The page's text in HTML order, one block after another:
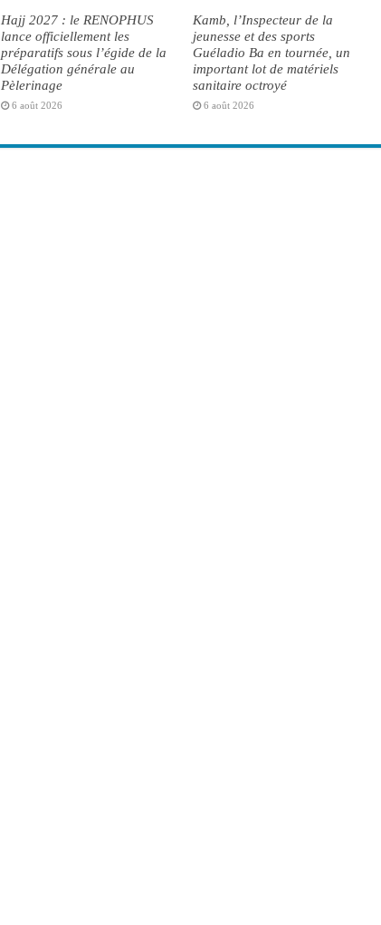
Hajj 2027 : le RENOPHUS
lance officiellement les
préparatifs sous l’égide de la
Délégation générale au
Pèlerinage
6 août 2026
Kamb, l’Inspecteur de la
jeunesse et des sports
Guéladio Ba en tournée, un
important lot de matériels
sanitaire octroyé
6 août 2026